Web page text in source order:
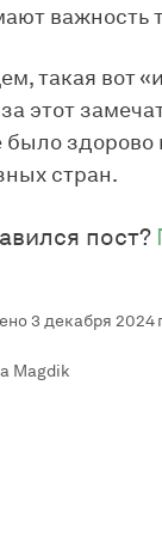
важность
такая вот
этот
было здорово
стран.
пост?
3 декабря 2024
Magdik